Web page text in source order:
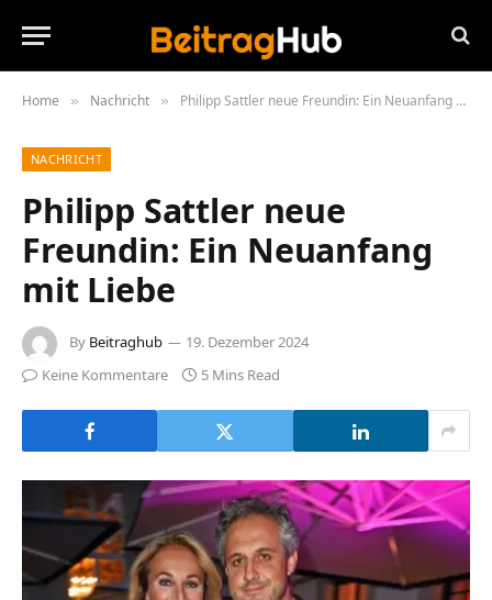
Home » Nachricht » Philipp Sattler neue Freundin: Ein Neuanfang mit Liebe
NACHRICHT
Philipp Sattler neue
Freundin: Ein Neuanfang
mit Liebe
By Beitraghub
19. Dezember 2024
Keine Kommentare
5 Mins Read